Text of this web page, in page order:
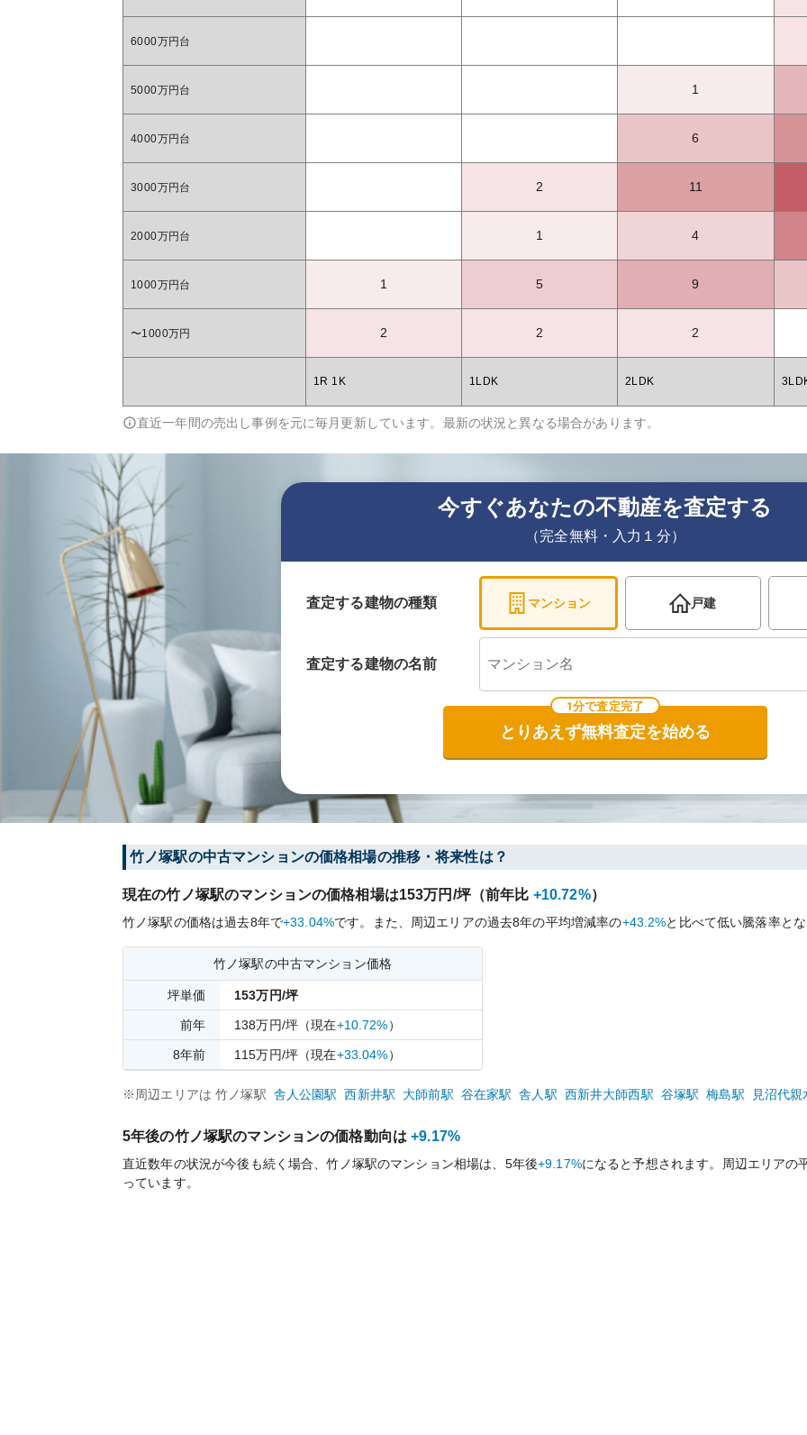
6000万円台
5000万円台 1
4000万円台 6
3000万円台 2 11
2000万円台 1 4
1000万円台 1 5 9
〜1000万円 2 2 2
1R 1K 1LDK 2LDK
直近一年間の売出し事例を元に毎月更新しています。最新の状況と異なる場合があります。
今すぐあなたの不動産を査定する
（完全無料・入力１分）
査定する建物の種類 マンション 戸建
査定する建物の名前
1分で査定完了
とりあえず無料査定を始める
竹ノ塚駅の中古マンションの価格相場の推移・将来性は？
現在の竹ノ塚駅のマンションの価格相場は153万円/坪（前年比 +10.72%）
竹ノ塚駅の価格は過去8年で+33.04%です。 また、周辺エリアの過去8年の平均増減率の+43.2%と比べて低い騰落率と
竹ノ塚駅の中古マンション価格
坪単価 153万円/坪
前年 138万円/坪 （現在+10.72%）
8年前 115万円/坪 （現在+33.04%）
※周辺エリアは 竹ノ塚駅 舎人公園駅 西新井駅 大師前駅 谷在家駅 舎人 駅 西新井大師西駅 谷塚駅 梅島駅 見沼代親
5年後の竹ノ塚駅のマンションの価格動向は +9.17%
直近数年の状況が今後も続く場合、竹ノ塚駅のマンション相場は、5年後+9.17%になると予想されます。周辺エリアの
っています。